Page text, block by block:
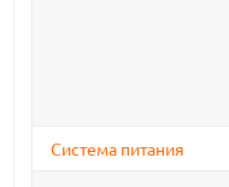
Система питания